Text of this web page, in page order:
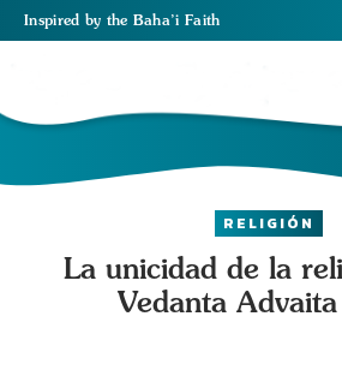
Inspired by the Baha’i Faith
RELIGIÓN
La unicidad de la
Vedanta